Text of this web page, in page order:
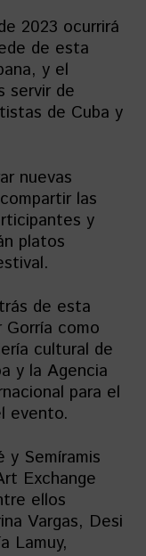
2023 ocurrirá
de esta
y el
servir de
de Cuba y
nuevas
las
y
platos
de esta
Gorría como
cultural de
y la Agencia
para el
evento.
y Semíramis
Exchange
ellos
Vargas, Desi
Lamuy,